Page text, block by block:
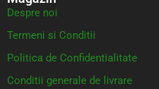
Despre noi
Termeni si Conditii
Politica de Confidentialitate
Conditii generale de livrare